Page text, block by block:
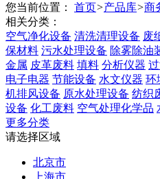
您当前位置： 首页>产品库>商
相关分类：
空气净化设备 清洗清理设备 废
保材料 污水处理设备 除雾除油
金属 皮革废料 填料 分析仪器
电子电器 节能设备 水文仪器 环
机排风设备 原水处理设备 纺织
设备 化工废料 空气处理化学品
更多分类
请选择区域
北京市
上海市